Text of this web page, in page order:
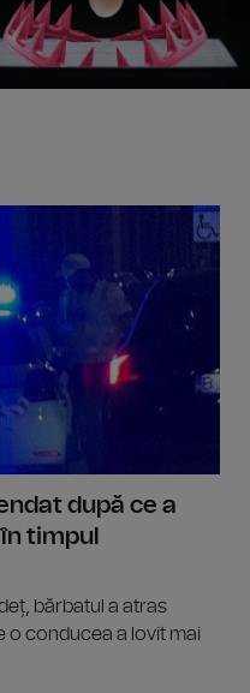
după ce a
timpul
bărbatul a atras
o conducea a lovit mai